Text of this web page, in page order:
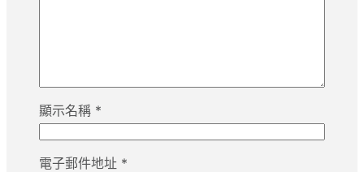
顯示名稱 *
電子郵件地址 *